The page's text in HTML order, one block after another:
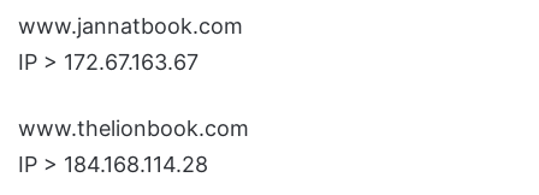
www.jannatbook.com
IP > 172.67.163.67
www.thelionbook.com
IP > 184.168.114.28